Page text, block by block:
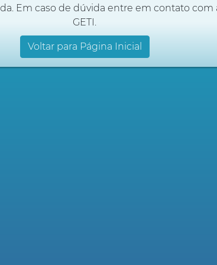
Em caso de dúvida entre em contato com
GETI.
Voltar para Página Inicial